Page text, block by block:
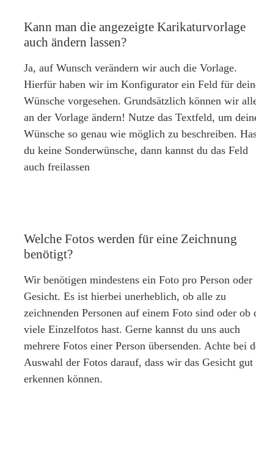
Kann man die angezeigte Karikaturvorlage
auch ändern lassen?
Ja, auf Wunsch verändern wir auch die Vorlage.
Hierfür haben wir im Konfigurator ein Feld für
Wünsche vorgesehen. Grundsätzlich können wir
an der Vorlage ändern! Nutze das Textfeld, um
Wünsche so genau wie möglich zu beschreiben.
du keine Sonderwünsche, dann kannst du das Feld
auch freilassen
Welche Fotos werden für eine Zeichnung
benötigt?
Wir benötigen mindestens ein Foto pro Person oder
Gesicht. Es ist hierbei unerheblich, ob alle zu
zeichnenden Personen auf einem Foto sind oder ob
viele Einzelfotos hast. Gerne kannst du uns auch
mehrere Fotos einer Person übersenden. Achte bei
Auswahl der Fotos darauf, dass wir das Gesicht gut
erkennen können.